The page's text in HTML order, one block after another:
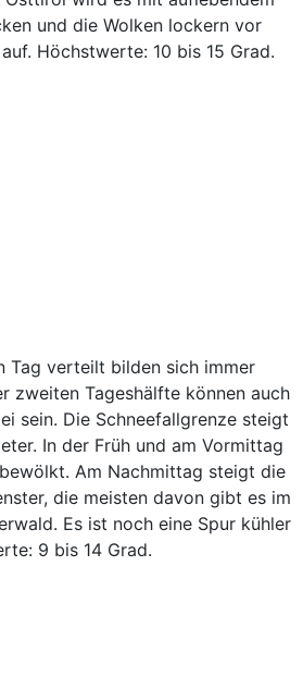
und die Wolken lockern vor
Höchstwerte: 10 bis 15 Grad.
Tag verteilt bilden sich immer
zweiten Tageshälfte können auch
sein. Die Schneefallgrenze steigt
In der Früh und am Vormittag
Am Nachmittag steigt die
die meisten davon gibt es im
Es ist noch eine Spur kühler
9 bis 14 Grad.